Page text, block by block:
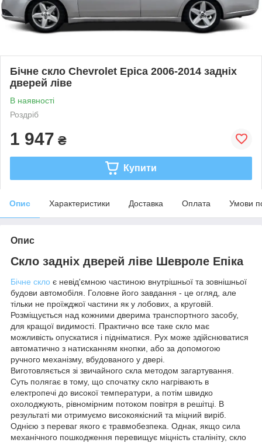
Бічне скло Chevrolet Epica 2006-2014 задніх
дверей ліве
В наявності
Роздріб
1 947 ₴
Купити
Опис Характеристики Доставка Оплата Умови
Опис
Скло задніх дверей ліве Шевроле Епіка
Бічне скло є невід'ємною частиною внутрішньої та зовнішньої
будови автомобіля. Головне його завдання - це огляд, але
тільки не проїжджої частини як у лобових, а круговій.
Розміщується над кожними дверима транспортного засобу,
для кращої видимості. Практично все таке скло має
можливість опускатися і підніматися. Рух може здійснюватися
автоматично з натисканням кнопки, або за допомогою
ручного механізму, вбудованого у двері.
Виготовляється зі звичайного скла методом загартування.
Суть полягає в тому, що спочатку скло нагрівають в
електропечі до високої температури, а потім швидко
охолоджують, рівномірним потоком повітря в решітці. В
результаті ми отримуємо високоякісний та міцний виріб.
Однією з переваг якого є травмобезпека. Однак, якщо сила
механічного пошкодження перевищує міцність сталініту, скло